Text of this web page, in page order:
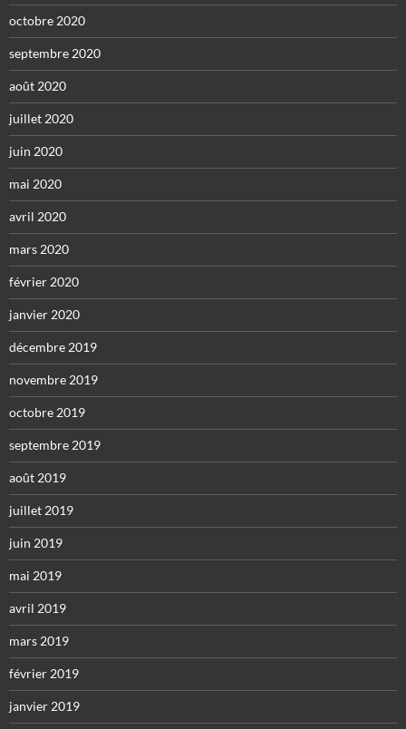
octobre 2020
septembre 2020
août 2020
juillet 2020
juin 2020
mai 2020
avril 2020
mars 2020
février 2020
janvier 2020
décembre 2019
novembre 2019
octobre 2019
septembre 2019
août 2019
juillet 2019
juin 2019
mai 2019
avril 2019
mars 2019
février 2019
janvier 2019